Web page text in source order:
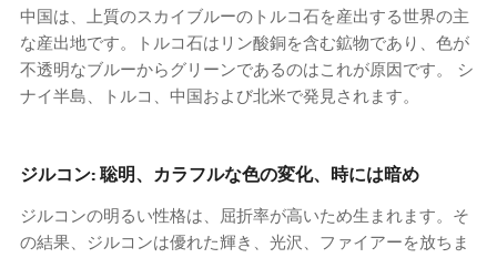
中国は、上質のスカイブルーのトルコ石を産出する世界の主
な産出地です。トルコ石はリン酸銅を含む鉱物であり、色が
不透明なブルーからグリーンであるのはこれが原因です。 シ
ナイ半島、トルコ、中国および北米で発見されます。
ジルコン: 聡明、カラフルな色の変化、時には暗め
ジルコンの明るい性格は、屈折率が高いため生まれます。そ
の結果、ジルコンは優れた輝き、光沢、ファイアーを放ちま